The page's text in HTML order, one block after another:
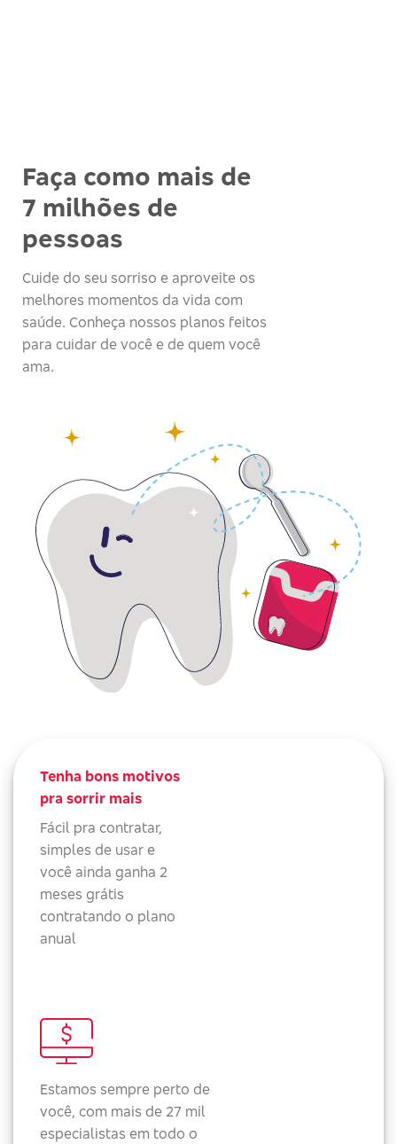
Faça como mais de
7 milhões de
pessoas
Cuide do seu sorriso e aproveite os
melhores momentos da vida com
saúde. Conheça nossos planos feitos
para cuidar de você e de quem você
ama.
Tenha bons motivos
pra sorrir mais
Fácil pra contratar,
simples de usar e
você ainda ganha 2
meses grátis
contratando o plano
anual
Estamos sempre perto de
você, com mais de 27 mil
especialistas em todo o